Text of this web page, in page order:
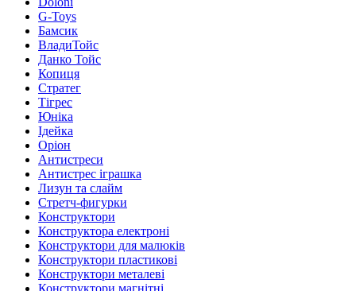
G-Toys
Бамсик
ВладиТойс
Данко Тойс
Копиця
Стратег
Тігрес
Юніка
Ідейка
Оріон
Антистреси
Антистрес іграшка
Лизун та слайм
Стретч-фигурки
Конструктори
Конструктора електроні
Конструктори для малюків
Конструктори пластикові
Конструктори металеві
Конструктори магнітні